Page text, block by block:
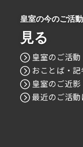
皇室の今のご活
見る
皇室のご活
おことば・
皇室のご近影
最近のご活